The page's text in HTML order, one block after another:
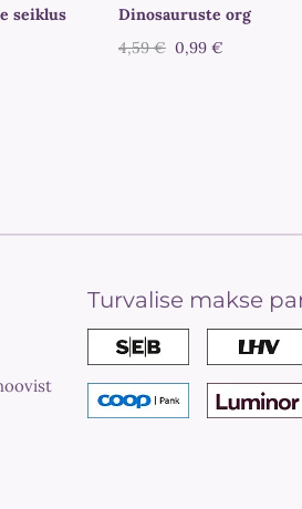
seiklus
Dinosauruste org
4,59 € 0,99 €
Turvalise makse